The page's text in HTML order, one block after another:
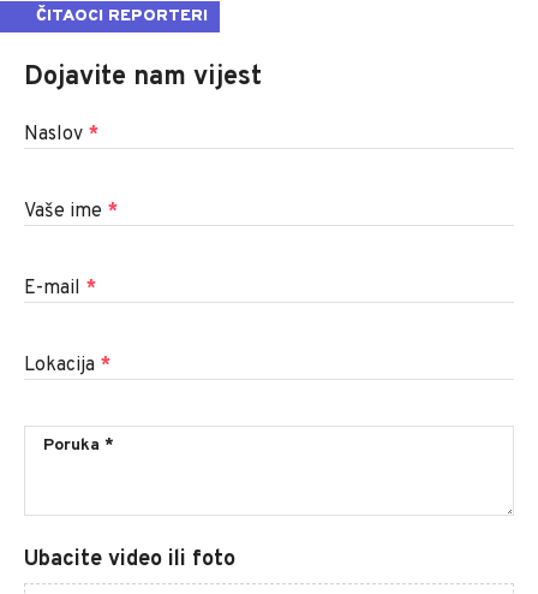
ČITAOCI REPORTERI
Dojavite nam vijest
Naslov *
Vaše ime *
E-mail *
Lokacija *
Ubacite video ili foto